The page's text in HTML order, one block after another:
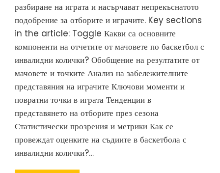
разбиране на играта и насърчават непрекъснатото
подобрение за отборите и играчите. Key sections
in the article: Toggle Какви са основните
компоненти на отчетите от мачовете по баскетбол с
инвалидни колички? Обобщение на резултатите от
мачовете и точките Анализ на забележителните
представяния на играчите Ключови моменти и
повратни точки в играта Тенденции в
представянето на отборите през сезона
Статистически прозрения и метрики Как се
провеждат оценките на съдиите в баскетбола с
инвалидни колички?…